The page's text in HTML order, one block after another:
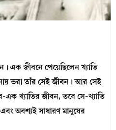
এক জীবনে পেয়েছিলেন খ্যাতি
ভরা তাঁর সেই জীবন। আর সেই
খ্যাতির জীবন, তবে সে-খ্যাতি
অবশ্যই সাধারণ মানুষের